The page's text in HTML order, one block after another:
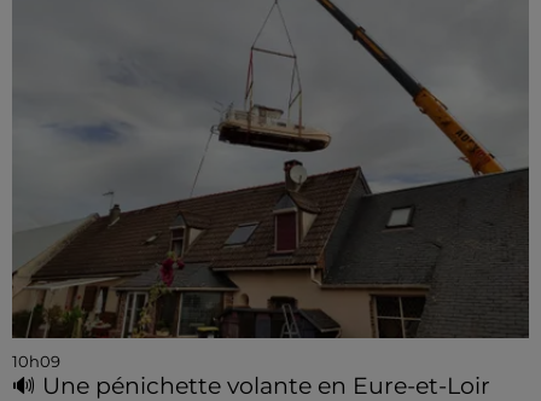
10h09
🔊 Une pénichette volante en Eure-et-Loir